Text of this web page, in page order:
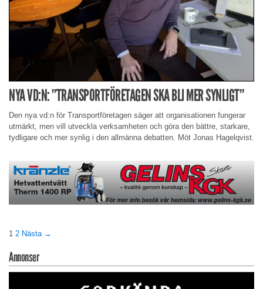
NYA VD:N: ”TRANSPORTFÖRETAGEN SKA BLI MER SYNLIGT”
Den nya vd:n för Transportföretagen säger att organisationen fungerar
utmärkt, men vill utveckla verksamheten och göra den bättre, starkare,
tydligare och mer synlig i den allmänna debatten. Möt Jonas Hagelqvist.
1 2 Nästa →
Annonser